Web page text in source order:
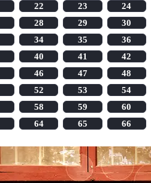
22 23
24
28 29
30
34 35
36
40 41
42
46 47
48
52 53
54
58 59
60
64 65
66